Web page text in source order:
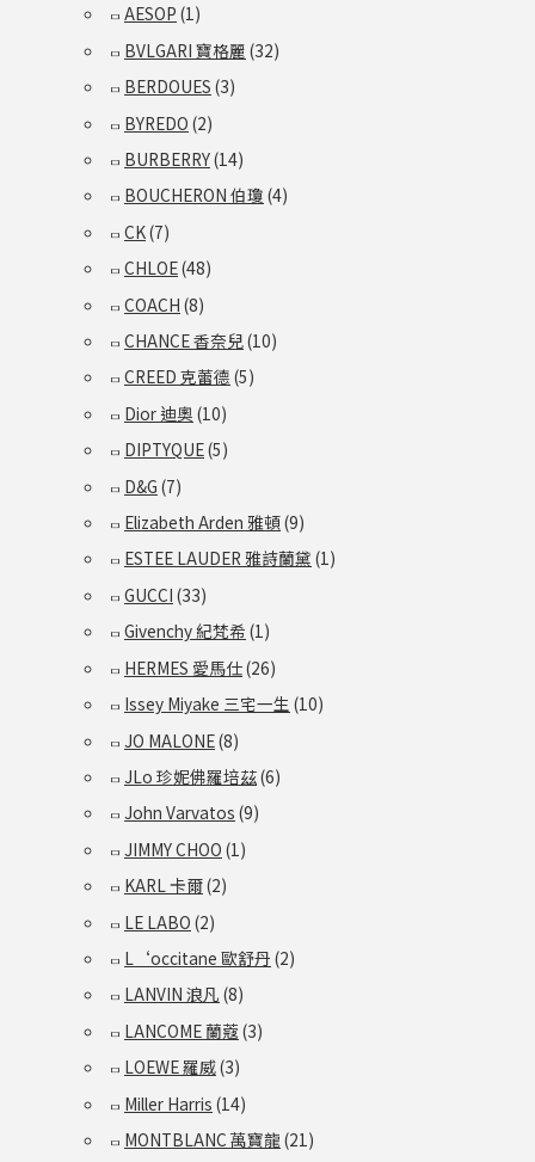
AESOP (1)
BVLGARI 寶格麗 (32)
BERDOUES (3)
BYREDO (2)
BURBERRY(14)
BOUCHERON 伯瓊 (4)
CK(7)
CHLOE(48)
COACH (8)
CHANCE 香奈兒(10)
CREED 克蕾德 (5)
Dior 迪奧 (10)
DIPTYQUE(5)
D&G (7)
Elizabeth Arden 雅頓(9)
ESTEE LAUDER 雅詩蘭黛 (1)
GUCCI (33)
Givenchy 紀梵希 (1)
HERMES 愛馬仕(26)
Issey Miyake 三宅一生 (10)
JO MALONE(8)
JLo 珍妮佛羅培茲(6)
John Varvatos (9)
JIMMY CHOO (1)
KARL 卡爾(2)
LE LABO (2)
L‘occitane 歐舒丹 (2)
LANVIN 浪凡 (8)
LANCOME 蘭蔻 (3)
LOEWE 羅威(3)
Miller Harris (14)
MONTBLANC 萬寶龍 (21)